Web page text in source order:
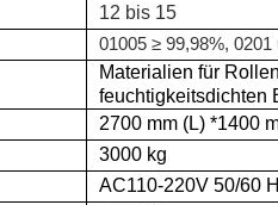
12 bis 15
01005 ≥ 99,98%,
Materialien für
feuchtigkeitsdichten
2700 mm (L) *1400
3000 kg
AC110-220V 50/60